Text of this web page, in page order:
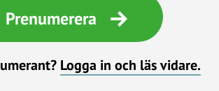
Prenumerera
Logga in och läs vidare.